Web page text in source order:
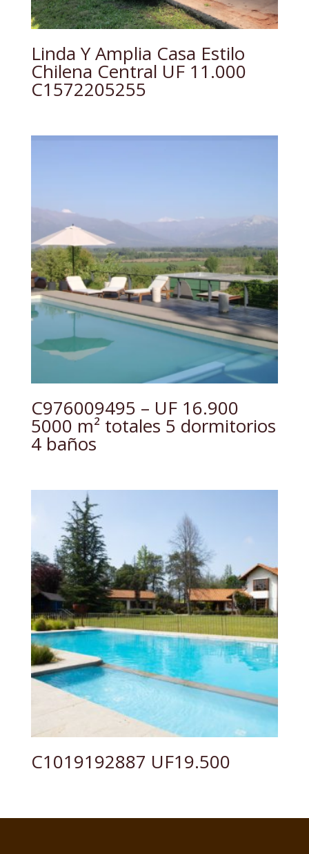
Linda Y Amplia Casa Estilo
Chilena Central UF 11.000
C1572205255
C976009495 – UF 16.900
5000 m² totales 5 dormitorios
4 baños
C1019192887 UF19.500